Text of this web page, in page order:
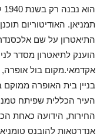
אקדמאי.מקום בול אופרה, 1979
בניין בית האופרה ממוקם
העיר הכללית שפיתח
החירות, הידועה כאחת
אנדרטאות להובנס